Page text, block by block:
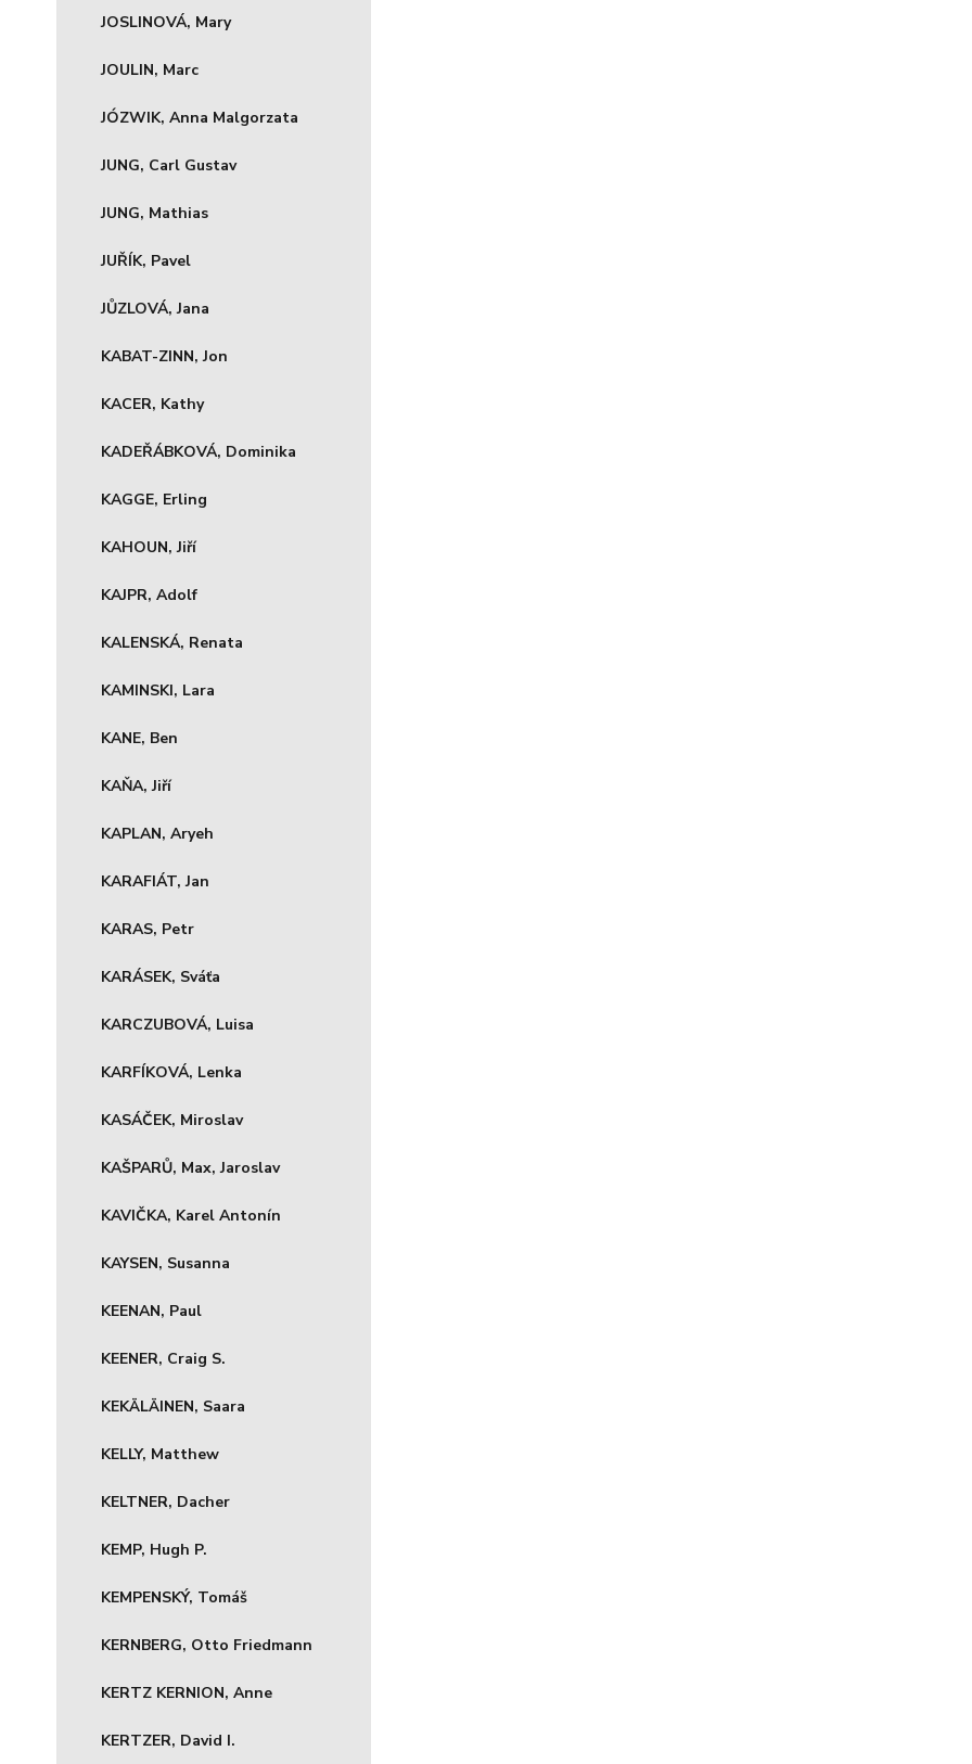
JOSLINOVÁ, Mary
JOULIN, Marc
JÓZWIK, Anna Malgorzata
JUNG, Carl Gustav
JUNG, Mathias
JUŘÍK, Pavel
JŮZLOVÁ, Jana
KABAT-ZINN, Jon
KACER, Kathy
KADEŘÁBKOVÁ, Dominika
KAGGE, Erling
KAHOUN, Jiří
KAJPR, Adolf
KALENSKÁ, Renata
KAMINSKI, Lara
KANE, Ben
KAŇA, Jiří
KAPLAN, Aryeh
KARAFIÁT, Jan
KARAS, Petr
KARÁSEK, Sváťa
KARCZUBOVÁ, Luisa
KARFÍKOVÁ, Lenka
KASÁČEK, Miroslav
KAŠPARŮ, Max, Jaroslav
KAVIČKA, Karel Antonín
KAYSEN, Susanna
KEENAN, Paul
KEENER, Craig S.
KEKÄLÄINEN, Saara
KELLY, Matthew
KELTNER, Dacher
KEMP, Hugh P.
KEMPENSKÝ, Tomáš
KERNBERG, Otto Friedmann
KERTZ KERNION, Anne
KERTZER, David I.